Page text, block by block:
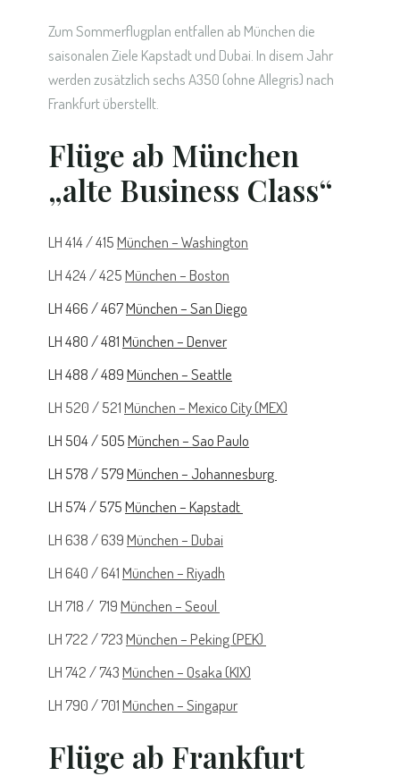
Zum Sommerflugplan entfallen ab München die
saisonalen Ziele Kapstadt und Dubai. In disem Jahr
werden zusätzlich sechs A350 (ohne Allegris) nach
Frankfurt überstellt.
Flüge ab München
„alte Business Class“
LH 414 / 415München – Washington
LH 424 / 425München – Boston
LH 466 / 467München – San Diego
LH 480 / 481München – Denver
LH 488 / 489München – Seattle
LH 520 / 521München – Mexico City (MEX)
LH 504 / 505München – Sao Paulo
LH 578 / 579München – Johannesburg
LH 574 / 575München – Kapstadt
LH 638 / 639München – Dubai
LH 640 / 641München – Riyadh
LH 718 / 719München – Seoul
LH 722 / 723München – Peking (PEK)
LH 742 / 743München – Osaka (KIX)
LH 790 / 701München – Singapur
Flüge ab Frankfurt